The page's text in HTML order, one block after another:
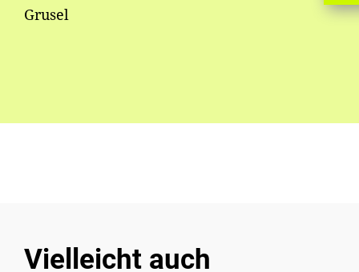
Grusel
Vielleicht auch